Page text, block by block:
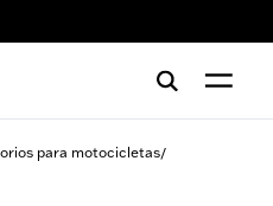
para motocicletas/